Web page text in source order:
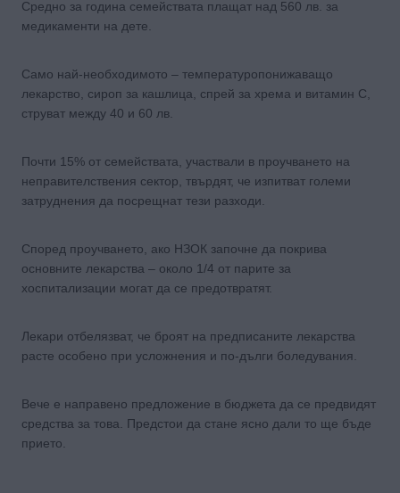
Средно за година семействата плащат над 560 лв. за
медикаменти на дете.
Само най-необходимото – температуропонижаващо
лекарство, сироп за кашлица, спрей за хрема и витамин C,
струват между 40 и 60 лв.
Почти 15% от семействата, участвали в проучването на
неправителствения сектор, твърдят, че изпитват големи
затруднения да посрещнат тези разходи.
Според проучването, ако НЗОК започне да покрива
основните лекарства – около 1/4 от парите за
хоспитализации могат да се предотвратят.
Лекари отбелязват, че броят на предписаните лекарства
расте особено при усложнения и по-дълги боледувания.
Вече е направено предложение в бюджета да се предвидят
средства за това. Предстои да стане ясно дали то ще бъде
прието.